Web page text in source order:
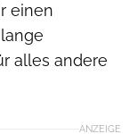
einen
alles andere
ANZEIGE